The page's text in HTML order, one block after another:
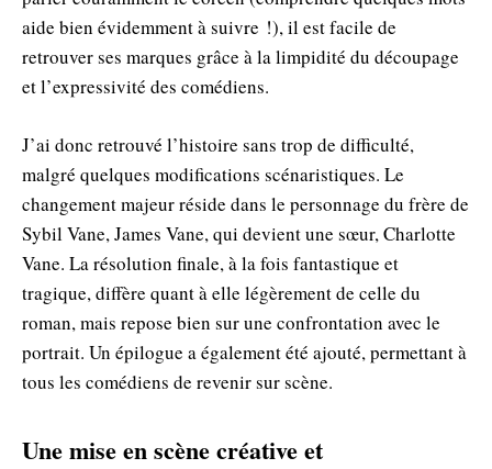
aide bien évidemment à suivre !), il est facile de
retrouver ses marques grâce à la limpidité du découpage
et l’expressivité des comédiens.
J’ai donc retrouvé l’histoire sans trop de difficulté,
malgré quelques modifications scénaristiques. Le
changement majeur réside dans le personnage du frère de
Sybil Vane, James Vane, qui devient une sœur, Charlotte
Vane. La résolution finale, à la fois fantastique et
tragique, diffère quant à elle légèrement de celle du
roman, mais repose bien sur une confrontation avec le
portrait. Un épilogue a également été ajouté, permettant à
tous les comédiens de revenir sur scène.
Une mise en scène créative et